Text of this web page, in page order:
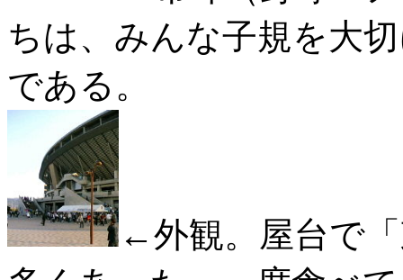
ちは、みんな子規を大
である。
←外観。屋台で